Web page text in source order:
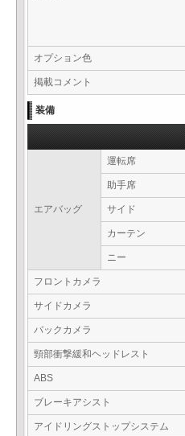
オプション色
掲載コメント
装備
エアバッグ
運転席
助手席
サイド
カーテン
ニー
フロントカメラ
サイドカメラ
バックカメラ
頸部衝撃緩和ヘッドレスト
ABS
ブレーキアシスト
アイドリングストップシステム